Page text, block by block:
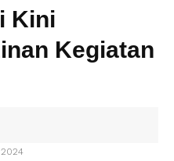
Kini
Kegiatan